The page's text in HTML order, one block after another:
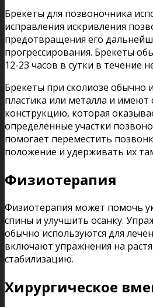
Брекеты для позвоночника
исправления искривления
предотвращения его
прогрессирования. Брекеты
12-23 часов в сутки в течение
Брекеты при сколиозе обычно
пластика или металла и имеют
конструкцию, которая
определенные участки
помогает переместить
положение и удерживать их
Физиотерапия
Физиотерапия может помочь
спины и улучшить осанку.
обычно используются для
включают упражнения на
стабилизацию.
Хирургическое